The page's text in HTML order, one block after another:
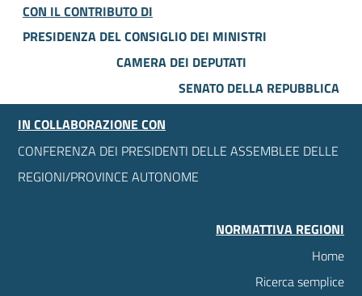
CON IL CONTRIBUTO DI
PRESIDENZA DEL CONSIGLIO DEI MINISTRI
CAMERA DEI DEPUTATI
SENATO DELLA REPUBBLICA
IN COLLABORAZIONE CON
CONFERENZA DEI PRESIDENTI DELLE ASSEMBLEE DELLE
REGIONI/PROVINCE AUTONOME
NORMATTIVA REGIONI
Home
Ricerca semplice